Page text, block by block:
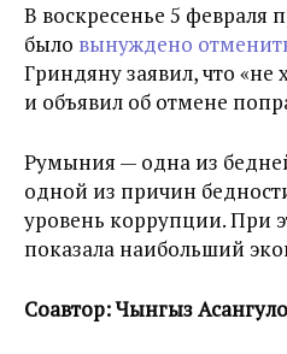
В воскресенье 5 февраля
было вынуждено
Гриндяну заявил, что «не
и объявил об отмене
Румыния — одна из
одной из причин
уровень коррупции. При
показала наибольший
Соавтор: Чынгыз